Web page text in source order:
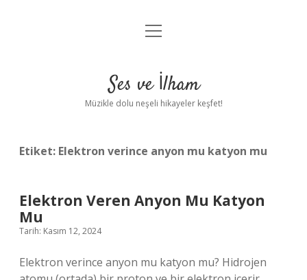
Anasayfa
Yasal Uyarı
menüyü
Ses ve İlham
Müzikle dolu neşeli hikayeler keşfet!
Etiket: Elektron verince anyon mu katyon mu
Elektron Veren Anyon Mu Katyon
Mu
Tarih: Kasım 12, 2024
Elektron verince anyon mu katyon mu? Hidrojen